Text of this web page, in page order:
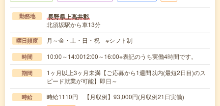
勤務地 長野県上高井郡
北須坂駅から車13分
曜日頻度 月～金・土・日・祝 ※シフト制
時間 10:00～14:0012:00～16:00※表記のうち実働4時間です。
期間
1ヶ月以上3ヶ月未満【ご応募から1週間以内(最短2日目)のス
ピード就業が可能】即日～
時給 時給1110円 【月収例】93,000円(月収例21日実働)